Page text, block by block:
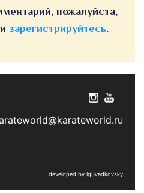
пожалуйста,
зарегистрируйтесь.
developed by IgSvadkovsky